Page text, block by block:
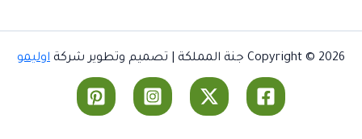
Copyright © 2026 جنة المملكة | تصميم وتطوير شركة اوليمو